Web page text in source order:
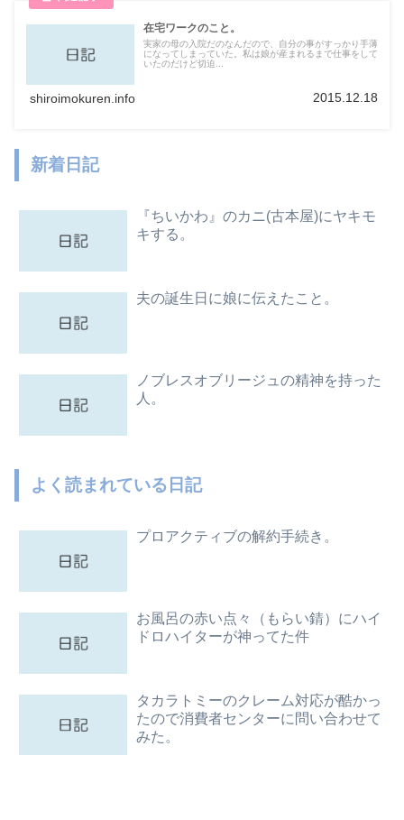
在宅ワークのこと。
実家の母の入院だのなんだので、自分の事がすっかり手薄
になってしまっていた。私は娘が産まれるまで仕事をして
いたのだけど切迫...
shiroimokuren.info 2015.12.18
新着日記
『ちいかわ』のカニ(古本屋)にヤキモ
キする。
夫の誕生日に娘に伝えたこと。
ノブレスオブリージュの精神を持った
人。
よく読まれている日記
プロアクティブの解約手続き。
お風呂の赤い点々（もらい錆）にハイ
ドロハイターが神ってた件
タカラトミーのクレーム対応が酷かっ
たので消費者センターに問い合わせて
みた。